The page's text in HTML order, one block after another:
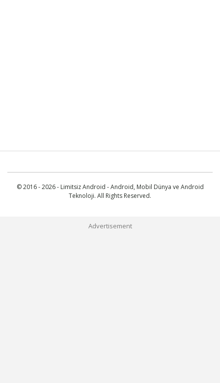
© 2016 - 2026 - Limitsiz Android - Android, Mobil Dünya ve Android
Teknoloji. All Rights Reserved.
Advertisement